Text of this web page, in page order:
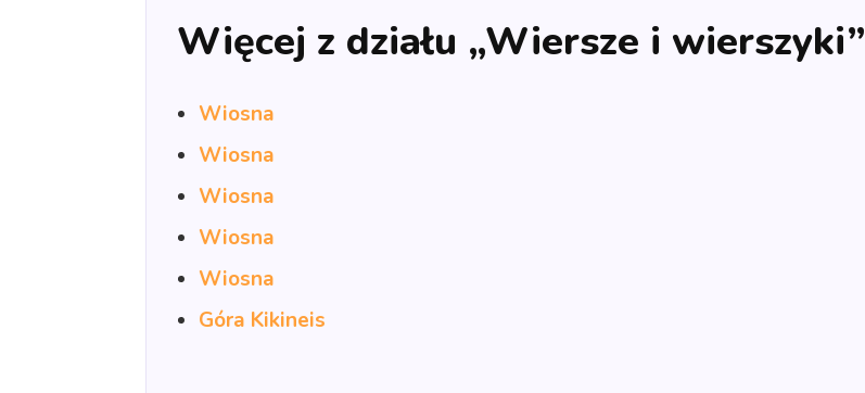
Więcej z działu „Wiersze i wierszyki”
Wiosna
Wiosna
Wiosna
Wiosna
Wiosna
Góra Kikineis